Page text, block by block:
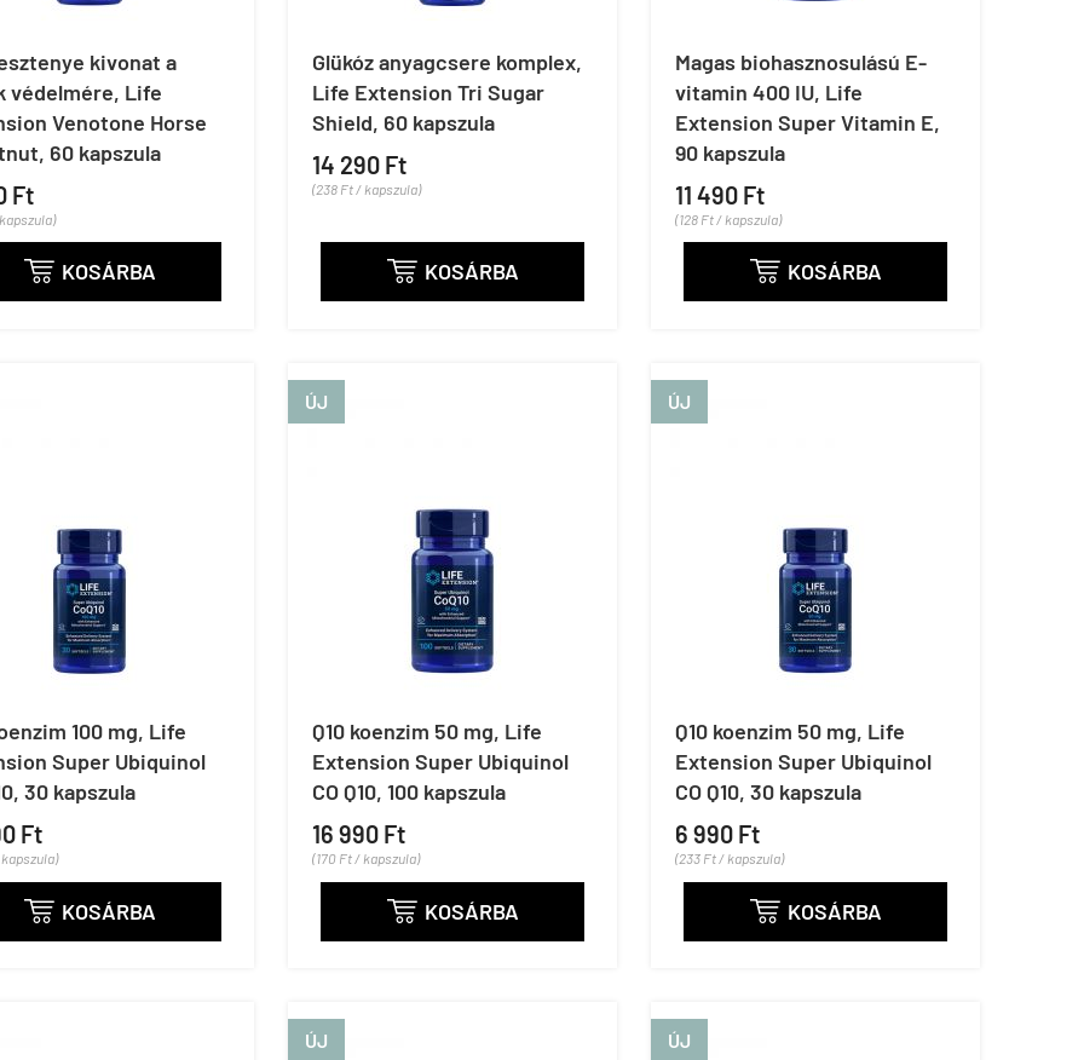
kivonat a
védelmére, Life
Venotone Horse
60 kapszula
Ft
 KOSÁRBA
Glükóz anyagcsere komplex,
Life Extension Tri Sugar
Shield, 60 kapszula
14 290 Ft
(238 Ft / kapszula)
 KOSÁRBA
Magas biohasznosulású E-
vitamin 400 IU, Life
Extension Super Vitamin E,
90 kapszula
11 490 Ft
(128 Ft / kapszula)
 KOSÁRBA
100 mg, Life
Super Ubiquinol
30 kapszula
Ft
 KOSÁRBA
ÚJ
Q10 koenzim 50 mg, Life
Extension Super Ubiquinol
CO Q10, 100 kapszula
16 990 Ft
(170 Ft / kapszula)
 KOSÁRBA
ÚJ
Q10 koenzim 50 mg, Life
Extension Super Ubiquinol
CO Q10, 30 kapszula
6 990 Ft
(233 Ft / kapszula)
 KOSÁRBA
ÚJ ÚJ